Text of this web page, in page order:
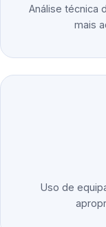
Análise técnica
mais
Uso de